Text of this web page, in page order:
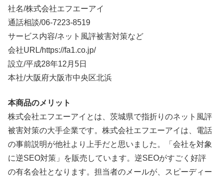
社名/株式会社エフエーアイ
通話相談/06-7223-8519
サービス内容/ネット風評被害対策など
会社URL/https://fa1.co.jp/
設立/平成28年12月5日
本社/大阪府大阪市中央区北浜
本商品のメリット
株式会社エフエーアイとは、茨城県で指折りのネット風評
被害対策の大手企業です。株式会社エフエーアイは、電話
の事前説明が他社より上手だと思いました。「会社を対象
に逆SEO対策」を販売しています。逆SEOがすごく好評
の有名会社となります。担当者のメールが、スピーディー